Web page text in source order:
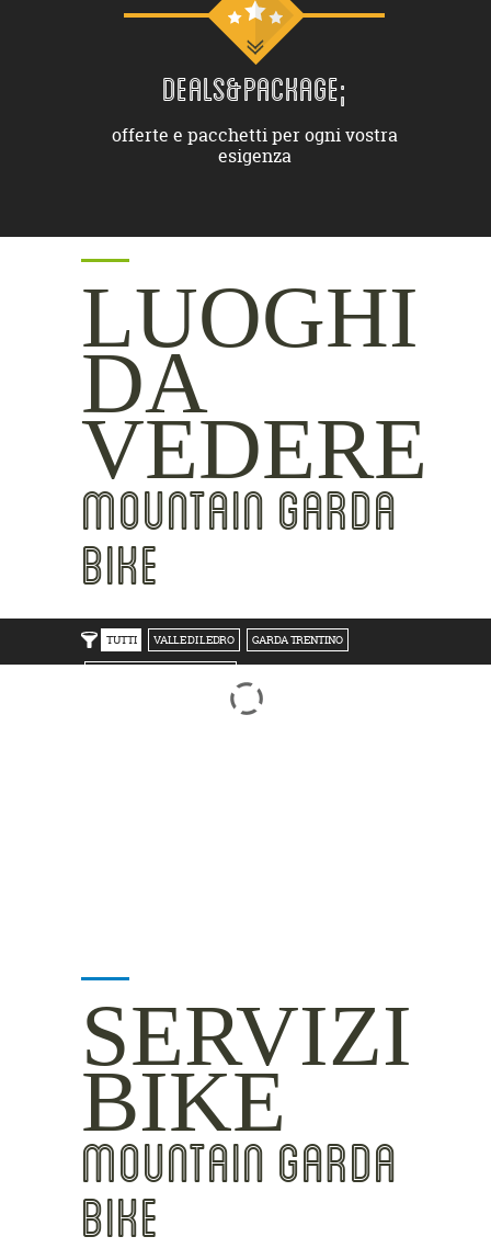
DEALS&PACKAGE;
offerte e pacchetti per ogni vostra
esigenza
LUOGHI
DA
VEDERE
MOUNTAIN GARDA
BIKE
TUTTI VALLE DI LEDRO GARDA TRENTINO
ROVERETO M.BALDO V/GRESTA
SERVIZI
BIKE
MOUNTAIN GARDA
BIKE